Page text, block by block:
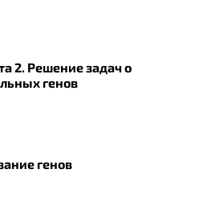
2. Решение задач о
генов
генов